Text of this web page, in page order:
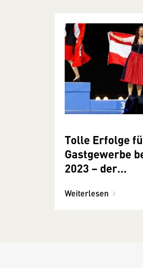
Tolle Erfolge
Gastgewerbe
2023 − der
Berufe in Danzig
Weiterlesen